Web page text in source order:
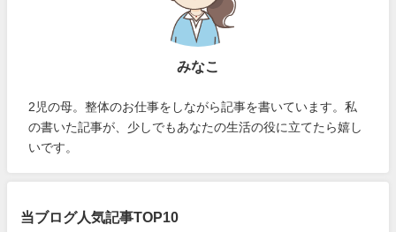
みなこ
2児の母。整体のお仕事をしながら記事を書いています。私
の書いた記事が、少しでもあなたの生活の役に立てたら嬉し
いです。
当ブログ人気記事TOP10